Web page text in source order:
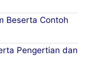
Beserta Contoh
Pengertian dan